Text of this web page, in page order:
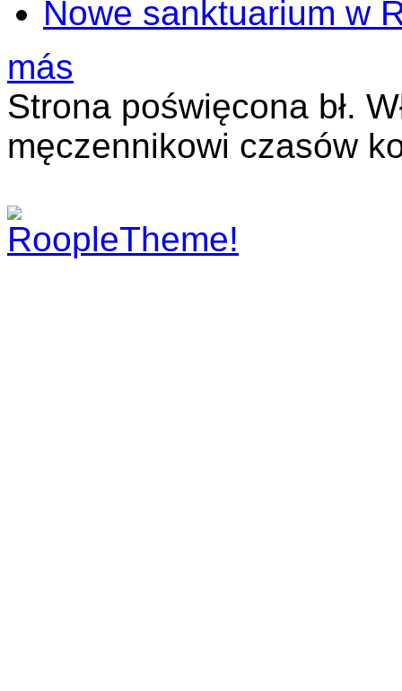
Nowe sanktuarium w
más
Strona poświęcona bł.
męczennikowi czasów